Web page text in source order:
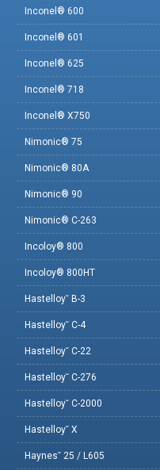
Inconel® 600
Inconel® 601
Inconel® 625
Inconel® 718
Inconel® X750
Nimonic® 75
Nimonic® 80A
Nimonic® 90
Nimonic® C-263
Incoloy® 800
Incoloy® 800HT
Hastelloy˘ B-3
Hastelloy˘ C-4
Hastelloy˘ C-22
Hastelloy˘ C-276
Hastelloy˘ C-2000
Hastelloy˘ X
Haynes˘ 25 / L605